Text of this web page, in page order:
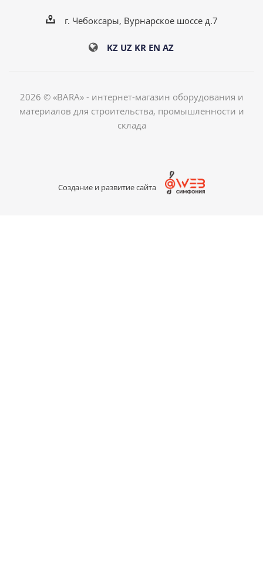
г. Чебоксары, Вурнарское шоссе д.7
KZ UZ KR EN AZ
2026 © «BARA» - интернет-магазин оборудования и
материалов для строительства, промышленности и
склада
Создание и развитие сайта